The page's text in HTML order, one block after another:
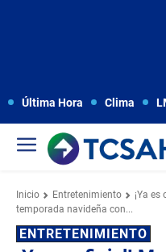
Última Hora Clima
Inicio Entretenimiento
¡Ya
temporada navideña con...
ENTRETENIMIENTO